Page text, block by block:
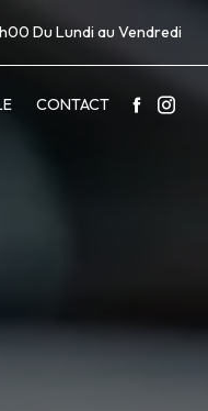
Du Lundi au Vendredi
CONTACT